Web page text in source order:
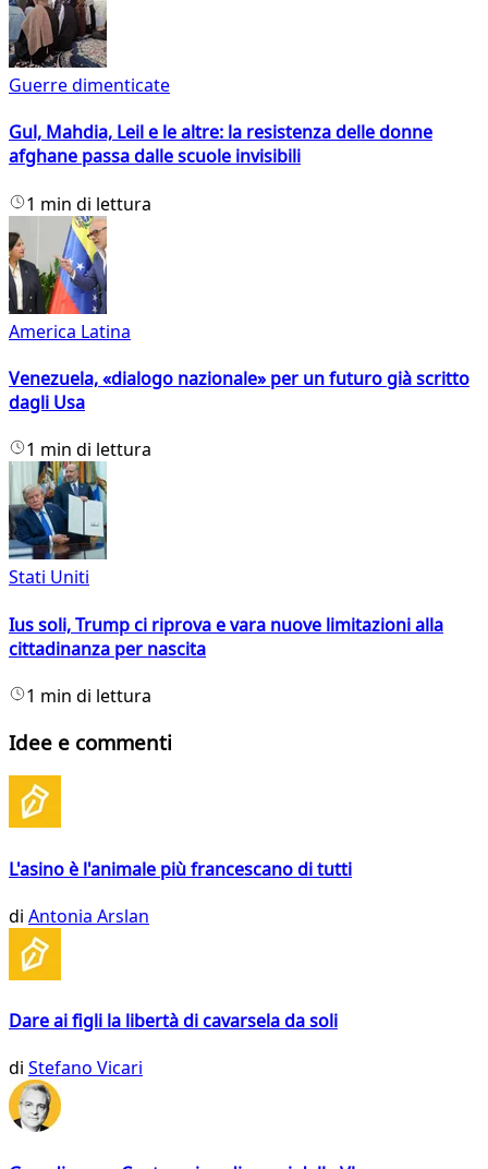
Guerre dimenticate
Gul, Mahdia, Leil e le altre: la resistenza delle donne
afghane passa dalle scuole invisibili
1 min di lettura
America Latina
Venezuela, «dialogo nazionale» per un futuro già scritto
dagli Usa
1 min di lettura
Stati Uniti
Ius soli, Trump ci riprova e vara nuove limitazioni alla
cittadinanza per nascita
1 min di lettura
Idee e commenti
L'asino è l'animale più francescano di tutti
di Antonia Arslan
Dare ai figli la libertà di cavarsela da soli
di Stefano Vicari